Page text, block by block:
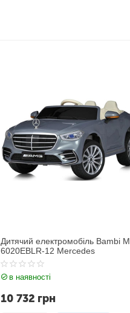
Дитячий електромобіль Bambi M
6020EBLR-2 Mercedes
в наявності
11 535 грн